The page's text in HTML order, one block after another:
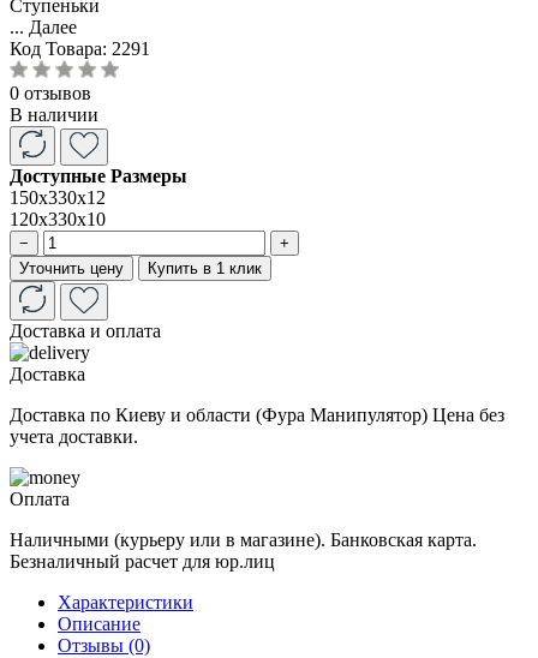
Ступеньки
... Далее
Код Товара: 2291
0 отзывов
В наличии
Доступные Размеры
150x330x12
120x330x10
−
+
Уточнить цену
Купить в 1 клик
Доставка и оплата
Доставка
Доставка по Киеву и области (Фура Манипулятор) Цена без
учета доставки.
Оплата
Наличными (курьеру или в магазине). Банковская карта.
Безналичный расчет для юр.лиц
Характеристики
Описание
Отзывы (0)